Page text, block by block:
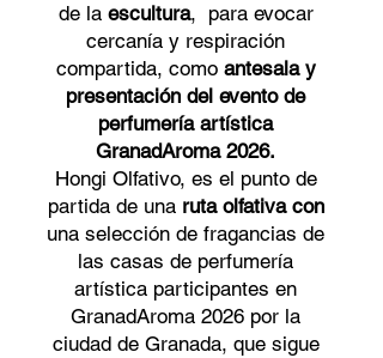
de la escultura, para evocar
cercanía y respiración
compartida, como antesala y
presentación del evento de
perfumería artística
GranadAroma 2026.
​Hongi Olfativo, es el punto de
partida de una ruta olfativa con
una selección de fragancias de
las casas de perfumería
artística participantes en
GranadAroma 2026 por la
ciudad de Granada, que sigue